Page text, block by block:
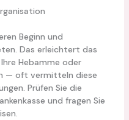
Beginn und
Das erleichtert das
Hebamme oder
— oft vermitteln diese
Prüfen Sie die
und fragen Sie